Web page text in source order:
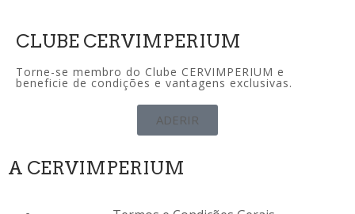
CLUBE CERVIMPERIUM
Torne-se membro do Clube CERVIMPERIUM e
beneficie de condições e vantagens exclusivas.
ADERIR
A CERVIMPERIUM